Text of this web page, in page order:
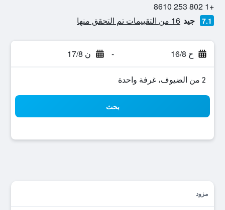
+1 802 253 8610
7.1 جيد 16 من التقييمات تم التحقق منها
ح 16/8 - ن 17/8
2 من الضيوف، غرفة واحدة
بحث
مزود